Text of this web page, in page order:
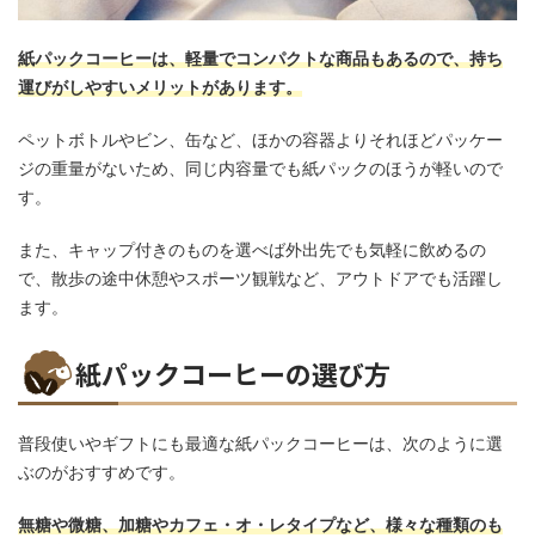
紙パックコーヒーは、軽量でコンパクトな商品もあるので、持ち
運びがしやすいメリットがあります。
ペットボトルやビン、缶など、ほかの容器よりそれほどパッケー
ジの重量がないため、同じ内容量でも紙パックのほうが軽いので
す。
また、キャップ付きのものを選べば外出先でも気軽に飲めるの
で、散歩の途中休憩やスポーツ観戦など、アウトドアでも活躍し
ます。
紙パックコーヒーの選び方
普段使いやギフトにも最適な紙パックコーヒーは、次のように選
ぶのがおすすめです。
無糖や微糖、加糖やカフェ・オ・レタイプなど、様々な種類のも